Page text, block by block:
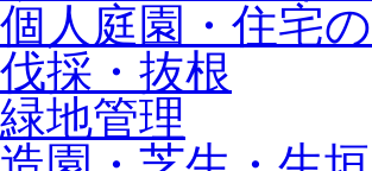
個人庭園・住宅
伐採・抜根
緑地管理